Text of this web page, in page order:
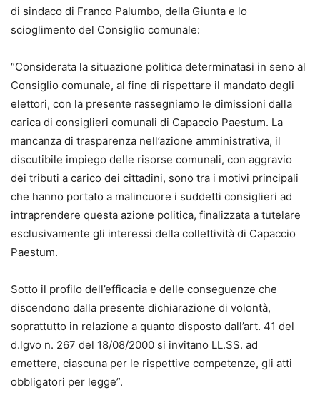
di sindaco di Franco Palumbo, della Giunta e lo
scioglimento del Consiglio comunale:
“Considerata la situazione politica determinatasi in seno al
Consiglio comunale, al fine di rispettare il mandato degli
elettori, con la presente rassegniamo le dimissioni dalla
carica di consiglieri comunali di Capaccio Paestum. La
mancanza di trasparenza nell’azione amministrativa, il
discutibile impiego delle risorse comunali, con aggravio
dei tributi a carico dei cittadini, sono tra i motivi principali
che hanno portato a malincuore i suddetti consiglieri ad
intraprendere questa azione politica, finalizzata a tutelare
esclusivamente gli interessi della collettività di Capaccio
Paestum.
Sotto il profilo dell’efficacia e delle conseguenze che
discendono dalla presente dichiarazione di volontà,
soprattutto in relazione a quanto disposto dall’art. 41 del
d.lgvo n. 267 del 18/08/2000 si invitano LL.SS. ad
emettere, ciascuna per le rispettive competenze, gli atti
obbligatori per legge”.